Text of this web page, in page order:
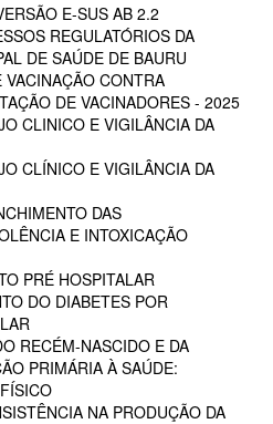
E-SUS AB 2.2
REGULATÓRIOS DA
DE SAÚDE DE BAURU
CONTRA
DE VACINADORES - 2025
CLINICO E VIGILÂNCIA DA
CLÍNICO E VIGILÂNCIA DA
DAS
E INTOXICAÇÃO
PRÉ HOSPITALAR
DO DIABETES POR
RECÉM-NASCIDO E DA
PRIMÁRIA À SAÚDE:
NA PRODUÇÃO DA